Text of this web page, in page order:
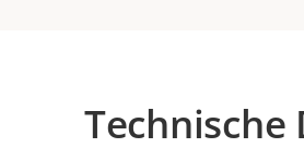
Technische